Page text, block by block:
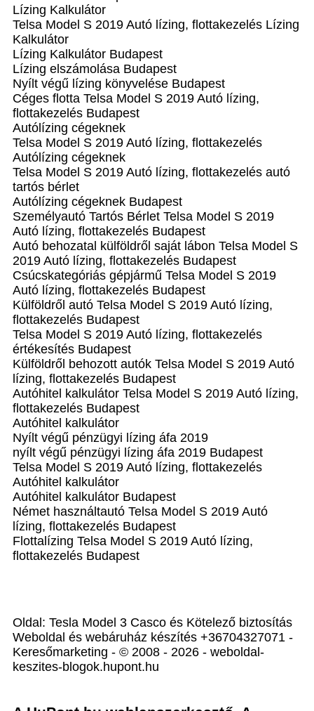
Lízing Kalkulátor
Telsa Model S 2019 Autó lízing, flottakezelés Lízing
Kalkulátor
Lízing Kalkulátor Budapest
Lízing elszámolása Budapest
Nyílt végű lízing könyvelése Budapest
Céges flotta Telsa Model S 2019 Autó lízing,
flottakezelés Budapest
Autólízing cégeknek
Telsa Model S 2019 Autó lízing, flottakezelés
Autólízing cégeknek
Telsa Model S 2019 Autó lízing, flottakezelés autó
tartós bérlet
Autólízing cégeknek Budapest
Személyautó Tartós Bérlet Telsa Model S 2019
Autó lízing, flottakezelés Budapest
Autó behozatal külföldről saját lábon Telsa Model S
2019 Autó lízing, flottakezelés Budapest
Csúcskategóriás gépjármű Telsa Model S 2019
Autó lízing, flottakezelés Budapest
Külföldről autó Telsa Model S 2019 Autó lízing,
flottakezelés Budapest
Telsa Model S 2019 Autó lízing, flottakezelés
értékesítés Budapest
Külföldről behozott autók Telsa Model S 2019 Autó
lízing, flottakezelés Budapest
Autóhitel kalkulátor Telsa Model S 2019 Autó lízing,
flottakezelés Budapest
Autóhitel kalkulátor
Nyílt végű pénzügyi lízing áfa 2019
nyílt végű pénzügyi lízing áfa 2019 Budapest
Telsa Model S 2019 Autó lízing, flottakezelés
Autóhitel kalkulátor
Autóhitel kalkulátor Budapest
Német használtautó Telsa Model S 2019 Autó
lízing, flottakezelés Budapest
Flottalízing Telsa Model S 2019 Autó lízing,
flottakezelés Budapest
Oldal: Tesla Model 3 Casco és Kötelező biztosítás
Weboldal és webáruház készítés +36704327071 -
Keresőmarketing - © 2008 - 2026 - weboldal-
keszites-blogok.hupont.hu